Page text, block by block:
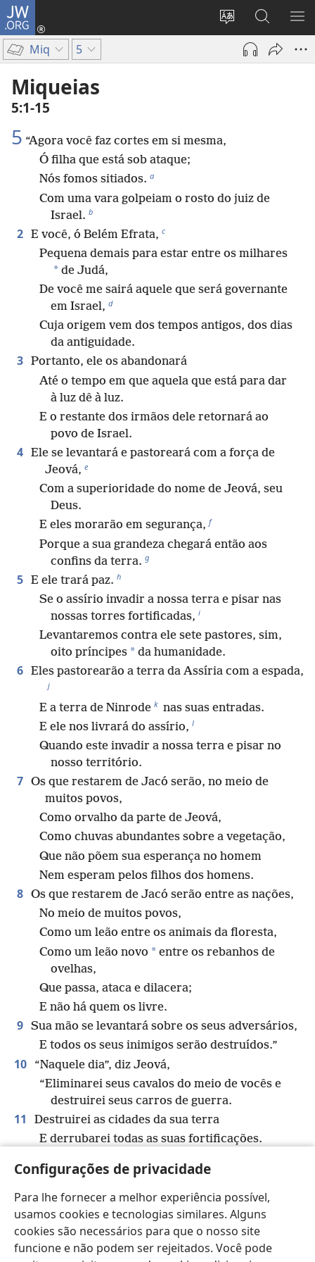
Configurações de privacidade
Para lhe fornecer a melhor experiência possível,
usamos cookies e tecnologias similares. Alguns
cookies são necessários para que o nosso site
funcione e não podem ser rejeitados. Você pode
JW.ORG
Mudar
idioma
Log
Buscar
no
JW.ORG
Miq 5
Miqueias
5:1-15
5 “Agora você faz cortes em si mesma,
Ó filha que está sob ataque;
Nós fomos sitiados. a
Com uma vara golpeiam o rosto do juiz de
Israel. b
2 E você, ó Belém Efrata, c
Pequena demais para estar entre os milhares
* de Judá,
De você me sairá aquele que será governante
em Israel, d
Cuja origem vem dos tempos antigos, dos dias
da antiguidade.
3 Portanto, ele os abandonará
Até o tempo em que aquela que está para dar
à luz dê à luz.
E o restante dos irmãos dele retornará ao
povo de Israel.
4 Ele se levantará e pastoreará com a força de
Jeová, e
Com a superioridade do nome de Jeová, seu
Deus.
E eles morarão em segurança, f
Porque a sua grandeza chegará então aos
confins da terra. g
5 E ele trará paz. h
Se o assírio invadir a nossa terra e pisar nas
nossas torres fortificadas, i
Levantaremos contra ele sete pastores, sim,
oito príncipes * da humanidade.
6 Eles pastorearão a terra da Assíria com a espada,
j
E a terra de Ninrode k nas suas entradas.
E ele nos livrará do assírio, l
Quando este invadir a nossa terra e pisar no
nosso território.
7 Os que restarem de Jacó serão, no meio de
muitos povos,
Como orvalho da parte de Jeová,
Como chuvas abundantes sobre a vegetação,
Que não põem sua esperança no homem
Nem esperam pelos filhos dos homens.
8 Os que restarem de Jacó serão entre as nações,
No meio de muitos povos,
Como um leão entre os animais da floresta,
Como um leão novo * entre os rebanhos de
ovelhas,
Que passa, ataca e dilacera;
E não há quem os livre.
9 Sua mão se levantará sobre os seus adversários,
E todos os seus inimigos serão destruídos.”
10
“Naquele dia”, diz Jeová,
“Eliminarei seus cavalos do meio de vocês e
destruirei seus carros de guerra.
11
Destruirei as cidades da sua terra
E derrubarei todas as suas fortificações.
E nenhum praticante de magia continuará no
seu meio.
13 Eliminarei do meio de vocês suas imagens
esculpidas e suas colunas sagradas,
E vocês não se curvarão mais diante do